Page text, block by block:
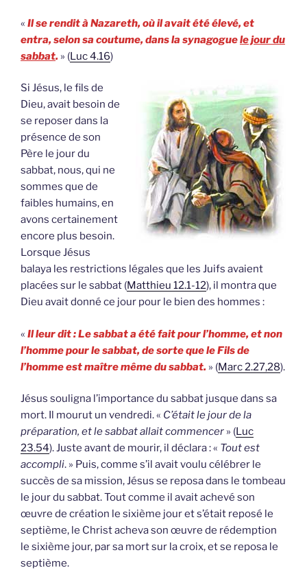
« Il se rendit à Nazareth, où il avait été élevé, et
entra, selon sa coutume, dans la synagoguele jour du
sabbat. » (Luc 4.16)
Si Jésus, le fils de
Dieu, avait besoin de
se reposer dans la
présence de son
Père le jour du
sabbat, nous, qui ne
sommes que de
faibles humains, en
avons certainement
encore plus besoin.
Lorsque Jésus
balaya les restrictions légales que les Juifs avaient
placées sur le sabbat (Matthieu 12.1-12), il montra que
Dieu avait donné ce jour pour le bien des hommes :
« Il leur dit : Le sabbat a été fait pour l’homme, et non
l’homme pour le sabbat, de sorte que le Fils de
l’homme est maître même du sabbat. » (Marc 2.27,28).
Jésus souligna l’importance du sabbat jusque dans sa
mort. Il mourut un vendredi. « C’était le jour de la
préparation, et le sabbat allait commencer » (Luc
23.54). Juste avant de mourir, il déclara : « Tout est
accompli. » Puis, comme s’il avait voulu célébrer le
succès de sa mission, Jésus se reposa dans le tombeau
le jour du sabbat. Tout comme il avait achevé son
œuvre de création le sixième jour et s’était reposé le
septième, le Christ acheva son œuvre de rédemption
le sixième jour, par sa mort sur la croix, et se reposa le
septième.